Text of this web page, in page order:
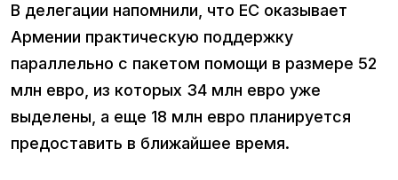
В делегации напомнили, что ЕС оказывает
Армении практическую поддержку
параллельно с пакетом помощи в размере 52
млн евро, из которых 34 млн евро уже
выделены, а еще 18 млн евро планируется
предоставить в ближайшее время.